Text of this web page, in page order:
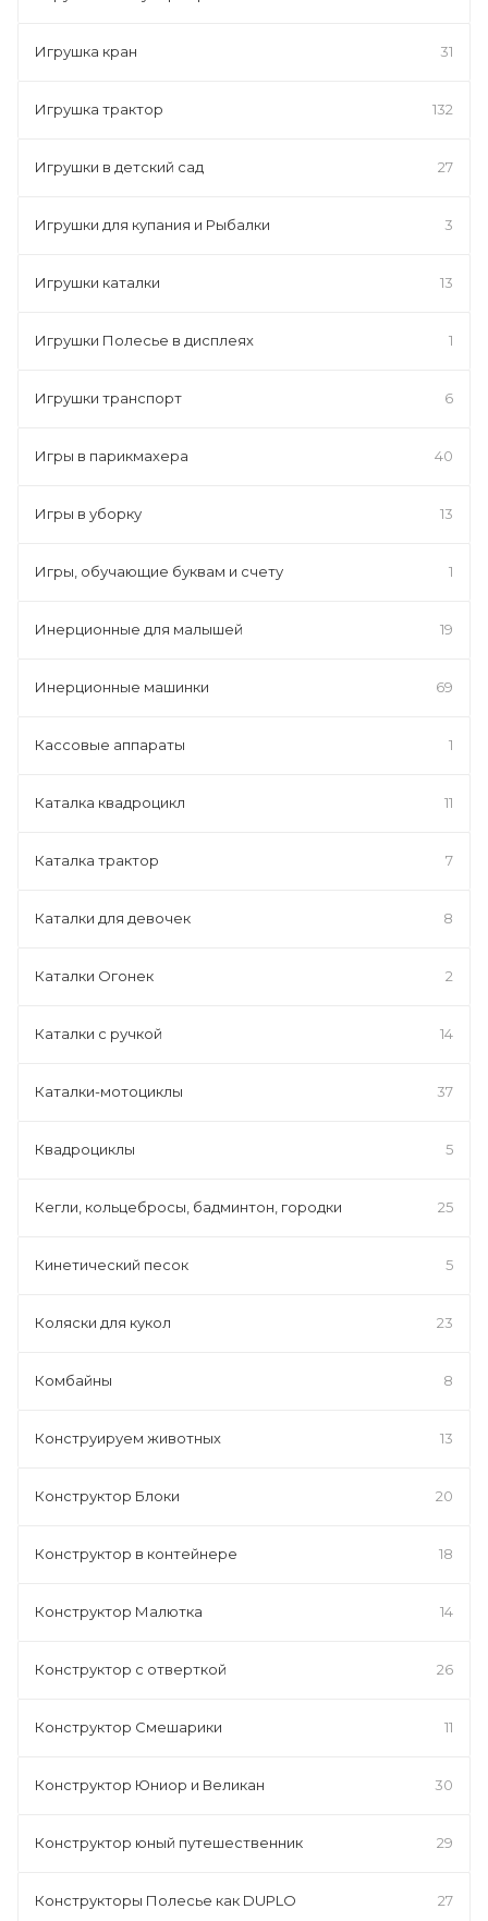
Игрушка кран 31
Игрушка трактор 132
Игрушки в детский сад 27
Игрушки для купания и Рыбалки 3
Игрушки каталки 13
Игрушки Полесье в дисплеях 1
Игрушки транспорт 6
Игры в парикмахера 40
Игры в уборку 13
Игры, обучающие буквам и счету 1
Инерционные для малышей 19
Инерционные машинки 69
Кассовые аппараты 1
Каталка квадроцикл 11
Каталка трактор 7
Каталки для девочек 8
Каталки Огонек 2
Каталки с ручкой 14
Каталки-мотоциклы 37
Квадроциклы 5
Кегли, кольцебросы, бадминтон, городки 25
Кинетический песок 5
Коляски для кукол 23
Комбайны 8
Конструируем животных 13
Конструктор Блоки 20
Конструктор в контейнере 18
Конструктор Малютка 14
Конструктор с отверткой 26
Конструктор Смешарики 11
Конструктор Юниор и Великан 30
Конструктор юный путешественник 29
Конструкторы Полесье как DUPLO 27